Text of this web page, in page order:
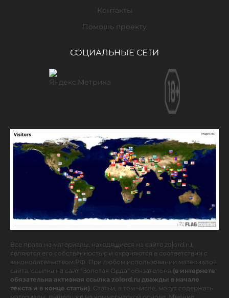
Контакты
Помощь проекту
СОЦИАЛЬНЫЕ СЕТИ
Все права на материалы, находящиеся на сайте zolord.ru,
являются его собственностью и охраняются в соответствии с
законодательством РФ. При любом использовании материалов
сайта, ссылка на сайт "Золотая Орда" обязательна (в интернете
обязательна активная ссылка zolord.ru дважды: в начале
текста и в конце статьи). Статьи, в том числе, могут содержать